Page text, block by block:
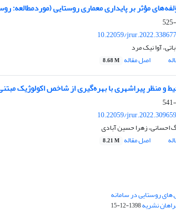
مؤثر بر پایداری معماری روستایی (موردمطالعه:
10.22059/
آوا نیک مرد
اصل مقاله 8.68 M
و منظر پیراشهری با بهره‌گیری از شاخص اکولوژیک
10.22059/
احسانی، زهرا حسین آبادی
اصل مقاله 8.21 M
روستایی در سامانه
نشریه1398-12-15